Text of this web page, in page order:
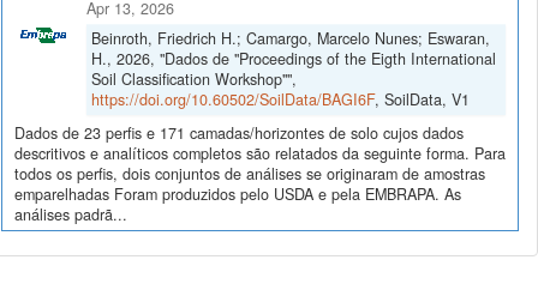
Apr 13, 2026
Beinroth, Friedrich H.; Camargo, Marcelo Nunes; Eswaran,
H., 2026, "Dados de "Proceedings of the Eigth International
Soil Classification Workshop"",
https://doi.org/10.60502/SoilData/BAGI6F, SoilData, V1
Dados de 23 perfis e 171 camadas/horizontes de solo cujos dados
descritivos e analíticos completos são relatados da seguinte forma. Para
todos os perfis, dois conjuntos de análises se originaram de amostras
emparelhadas Foram produzidos pelo USDA e pela EMBRAPA. As
análises padrã...